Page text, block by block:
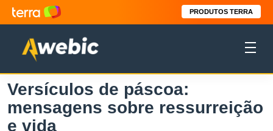
PRODUTOS TERRA
Versículos de páscoa:
mensagens sobre ressurreição
e vida